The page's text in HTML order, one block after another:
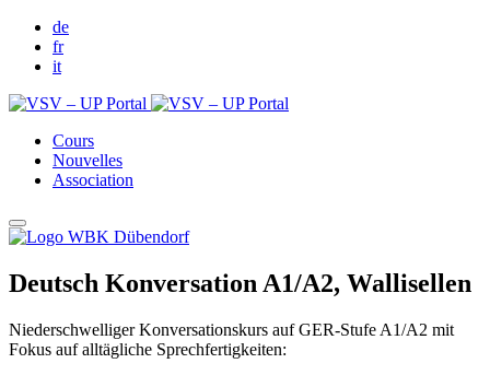
de
fr
it
Cours
Nouvelles
Association
Deutsch Konversation A1/A2, Wallisellen
Niederschwelliger Konversationskurs auf GER-Stufe A1/A2 mit
Fokus auf alltägliche Sprechfertigkeiten: